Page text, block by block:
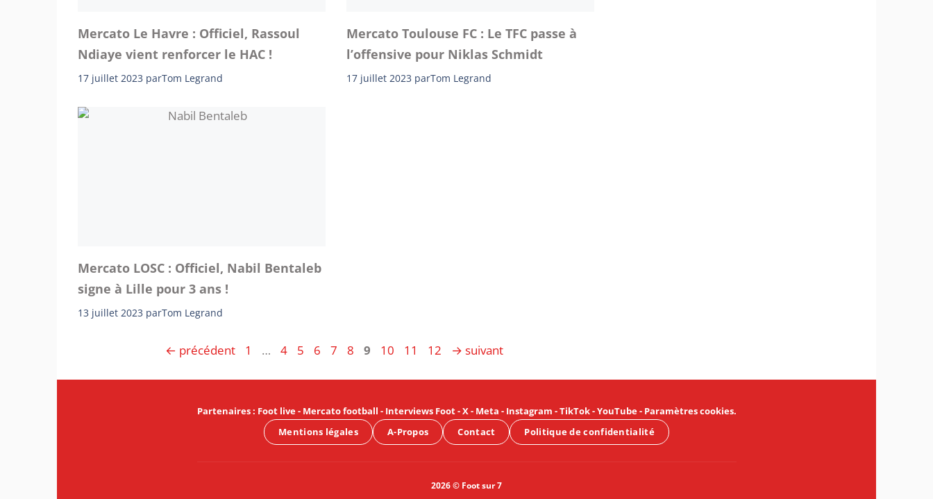
Mercato Le Havre : Officiel, Rassoul
Ndiaye vient renforcer le HAC !
17 juillet 2023 parTom Legrand
Mercato Toulouse FC : Le TFC passe à
l’offensive pour Niklas Schmidt
17 juillet 2023 parTom Legrand
Mercato LOSC : Officiel, Nabil Bentaleb
signe à Lille pour 3 ans !
13 juillet 2023 parTom Legrand
← précédent Page
1 … Page
4 Page
5 Page
6 Page
7 Page
8 Page
9 Page
10 Page
11 Page
12 → suivant
Partenaires: Foot live- Mercato football - Interviews Foot-X- Meta - Instagram -TikTok-YouTube- Paramètres cookies.
Mentions légales
A-Propos Contact Politique de confidentialité
2026 © Foot sur 7